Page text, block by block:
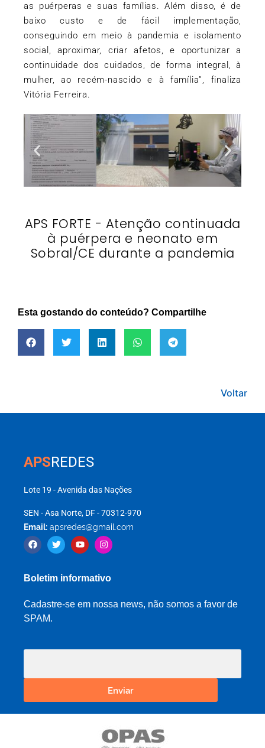
as puérperas e suas famílias. Além disso, é de
baixo custo e de fácil implementação,
conseguindo em meio à pandemia e isolamento
social, aproximar, criar afetos, e oportunizar a
continuidade dos cuidados, de forma integral, à
mulher, ao recém-nascido e à família”, finaliza
Vitória Ferreira.
APS FORTE - Atenção continuada
à puérpera e neonato em
Sobral/CE durante a pandemia
Esta gostando do conteúdo? Compartilhe
Voltar
APSREDES
Lote 19 - Avenida das Nações
SEN - Asa Norte, DF - 70312-970
Email: apsredes@gmail.com
Boletim informativo
Cadastre-se em nossa news, não somos a favor de
SPAM.
Enviar